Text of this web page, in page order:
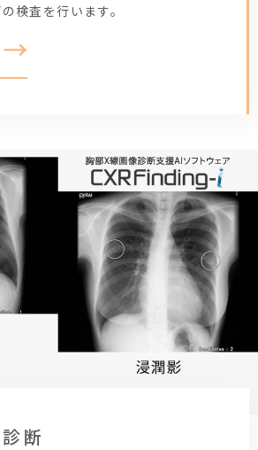
検査を行います。
断